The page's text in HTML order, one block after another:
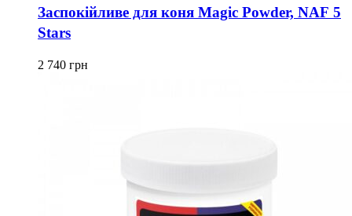
Заспокійливе для коня Magic Powder, NAF 5
Stars
2 740 грн